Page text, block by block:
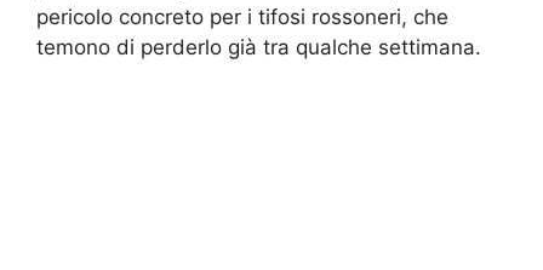
pericolo concreto per i tifosi rossoneri, che
temono di perderlo già tra qualche settimana.